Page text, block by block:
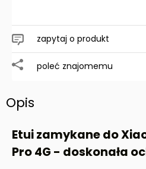
zapytaj o produkt
poleć znajomemu
Opis
Etui zamykane do
Pro 4G - doskonała